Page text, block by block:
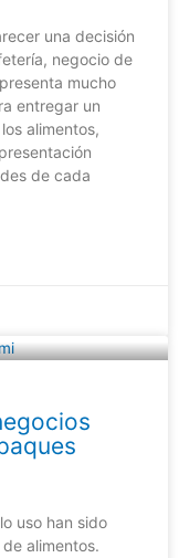
una decisión
negocio de
mucho
entregar un
alimentos,
de cada
uso han sido
alimentos.